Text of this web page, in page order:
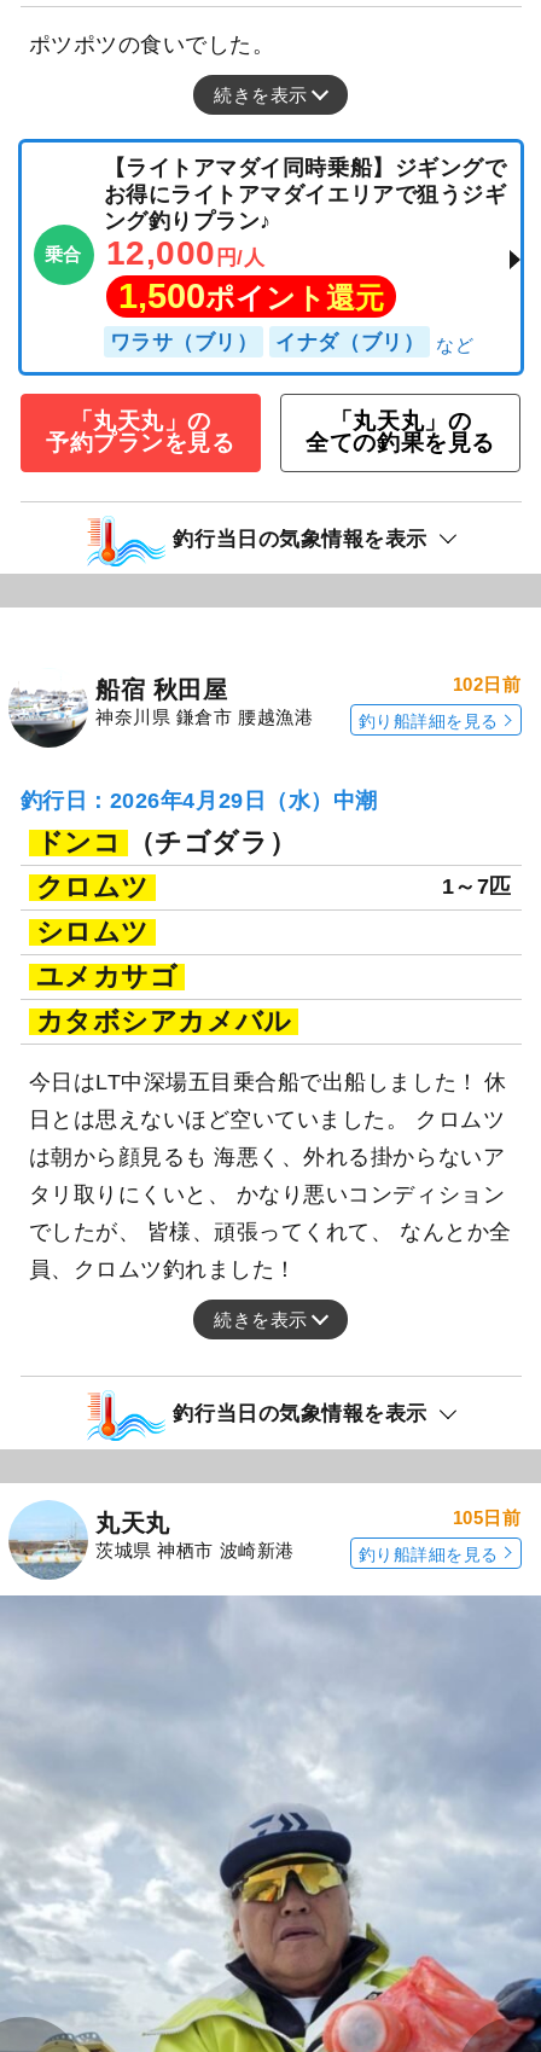
ポツポツの食いでした。
続きを表示
乗合
【ライトアマダイ同時乗船】ジギングで
お得にライトアマダイエリアで狙うジギ
ング釣りプラン♪
12,000 円/人
1,500ポイント還元
ワラサ（ブリ） イナダ（ブリ）
「丸天丸」の
予約プランを見る
「丸天丸」の
全ての釣果を見る
釣行当日の気象情報を表示
船宿 秋田屋
神奈川県 鎌倉市 腰越漁港
102日前
釣り船詳細を見る
釣行日：2026年4月29日（水）中潮
ドンコ
（チゴダラ）
クロムツ
1～7匹
シロムツ
ユメカサゴ
カタボシアカメバル
今日はLT中深場五目乗合船で出船しました！ 休
日とは思えないほど空いていました。 クロムツ
は朝から顔見るも 海悪く、外れる掛からないア
タリ取りにくいと、 かなり悪いコンディション
でしたが、 皆様、頑張ってくれて、 なんとか全
員、クロムツ釣れました！
続きを表示
釣行当日の気象情報を表示
丸天丸
茨城県 神栖市 波崎新港
105日前
釣り船詳細を見る